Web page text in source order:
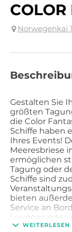
COLOR
Norwegenkai
Gestalten Sie
größten
die Color
Schiffe haben
Ihres Events!
Meeresbriese
ermöglichen
Tagung oder
Schiffe sind
bieten
Service an
Lounges oder
Messedeck
WEITERLESEN